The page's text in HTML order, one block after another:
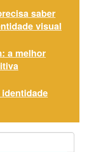
saber
visual
a melhor